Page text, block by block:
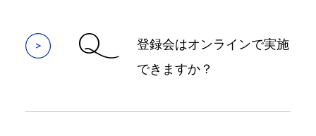
Q
登録会はオンラインで実施
できますか？